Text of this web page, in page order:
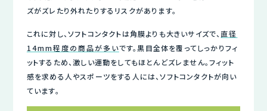
ズがズレたり外れたりするリスクがあります。
これに対し、ソフトコンタクトは角膜よりも大きいサイズで、 直径
14mm程度の商品が多いです。黒目全体を覆ってしっかりフィ
ットするため、激しい運動をしてもほとんどズレません。フィット
感を求める人やスポーツをする人には、ソフトコンタクトが向い
ています。